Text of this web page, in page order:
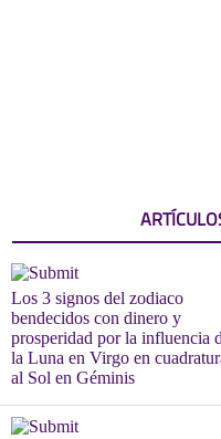
Los 3 signos del zodiaco
bendecidos con dinero y
prosperidad por la influencia
la Luna en Virgo en
al Sol en Géminis